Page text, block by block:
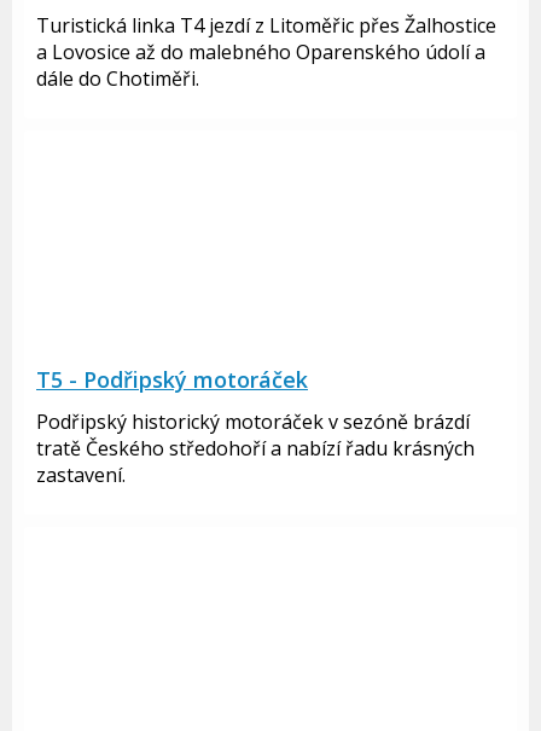
Turistická linka T4 jezdí z Litoměřic přes Žalhostice
a Lovosice až do malebného Oparenského údolí a
dále do Chotiměři.
T5 - Podřipský motoráček
Podřipský historický motoráček v sezóně brázdí
tratě Českého středohoří a nabízí řadu krásných
zastavení.